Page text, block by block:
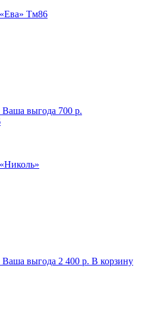
Тм86
Ваша выгода 700 р.
Ваша выгода 2 400 р. В корзину